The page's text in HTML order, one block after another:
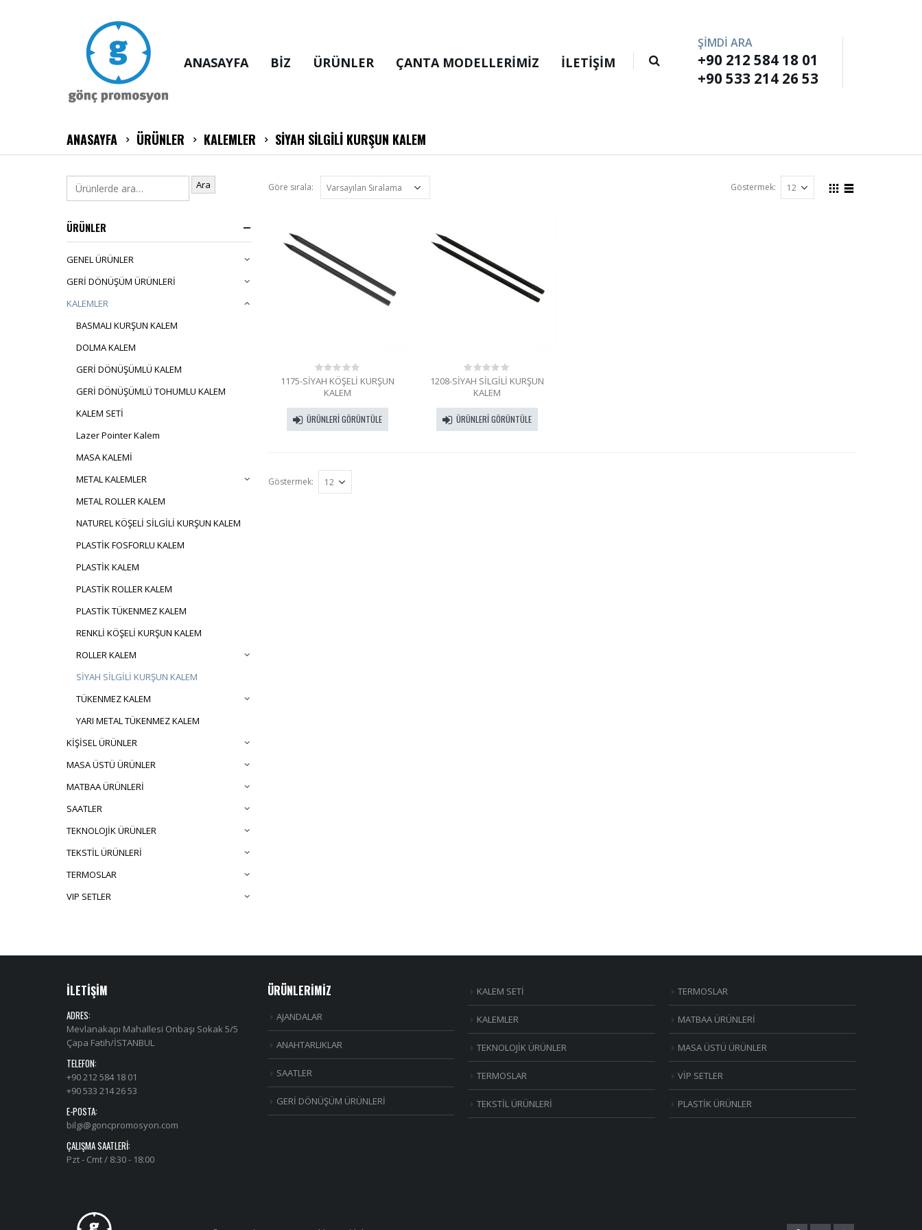
ANASAYFA BİZ ÜRÜNLER ÇANTA MODELLERIMIZ İLETİŞİM
ŞİMDİ ARA
+90 212 584 18 01
+90 533 214 26 53
ANASAYFA ÜRÜNLER KALEMLER SİYAH SİLGİLİ KURŞUN KALEM
Göre sırala: Göstermek:
0
out
5
1175-SİYAH KÖŞELİ KURŞUN
KALEM
ÜRÜNLERI GÖRÜNTÜLE
0
out
5
1208-SİYAH SİLGİLİ KURŞUN
KALEM
ÜRÜNLERI GÖRÜNTÜLE
Göstermek:
Ara
ÜRÜNLER
GENEL ÜRÜNLER
GERİ DÖNÜŞÜM ÜRÜNLERİ
KALEMLER
BASMALI KURŞUN KALEM
DOLMA KALEM
GERİ DÖNÜŞÜMLÜ KALEM
GERİ DÖNÜŞÜMLÜ TOHUMLU KALEM
KALEM SETİ
Lazer Pointer Kalem
MASA KALEMİ
METAL KALEMLER
METAL ROLLER KALEM
NATUREL KÖŞELİ SİLGİLİ KURŞUN KALEM
PLASTİK FOSFORLU KALEM
PLASTİK KALEM
PLASTİK ROLLER KALEM
PLASTİK TÜKENMEZ KALEM
RENKLİ KÖŞELİ KURŞUN KALEM
ROLLER KALEM
SİYAH SİLGİLİ KURŞUN KALEM
TÜKENMEZ KALEM
YARI METAL TÜKENMEZ KALEM
KİŞİSEL ÜRÜNLER
MASA ÜSTÜ ÜRÜNLER
MATBAA ÜRÜNLERİ
SAATLER
TEKNOLOJİK ÜRÜNLER
TEKSTİL ÜRÜNLERİ
TERMOSLAR
VIP SETLER
İLETİŞİM
ADRES:
Mevlanakapı Mahallesi Onbaşı Sokak 5/5
Çapa Fatih/İSTANBUL
TELEFON:
+90 212 584 18 01
+90 533 214 26 53
E-POSTA:
bilgi@goncpromosyon.com
ÇALIŞMA SAATLERI:
Pzt - Cmt / 8:30 - 18:00
ÜRÜNLERİMİZ
AJANDALAR
ANAHTARLIKLAR
SAATLER
GERİ DÖNÜŞÜM ÜRÜNLERİ
KALEM SETİ
KALEMLER
TEKNOLOJİK ÜRÜNLER
TERMOSLAR
TEKSTİL ÜRÜNLERİ
TERMOSLAR
MATBAA ÜRÜNLERİ
MASA ÜSTÜ ÜRÜNLER
VİP SETLER
PLASTİK ÜRÜNLER